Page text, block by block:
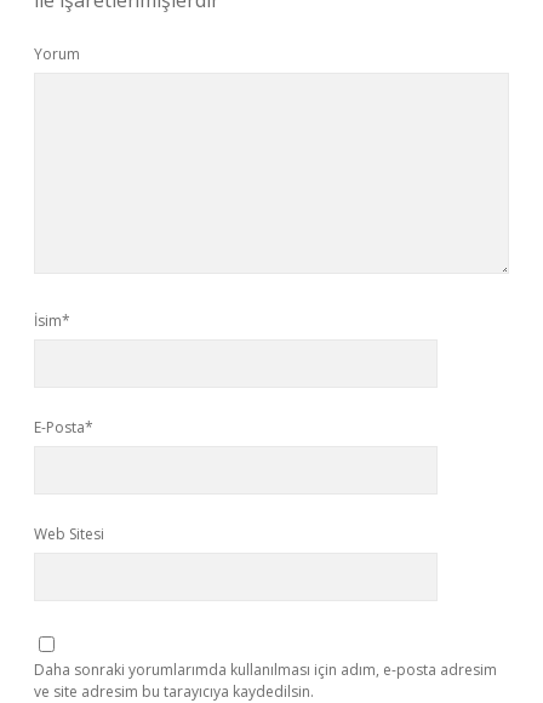
Yorum
İsim*
E-Posta*
Web Sitesi
Daha sonraki yorumlarımda kullanılması için adım, e-posta adresim
ve site adresim bu tarayıcıya kaydedilsin.